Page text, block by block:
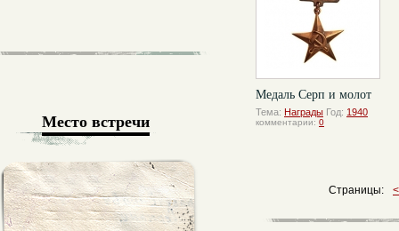
Медаль Серп и молот
Тема: Награды Год: 1940
комментарии: 0
Страницы:
Место встречи